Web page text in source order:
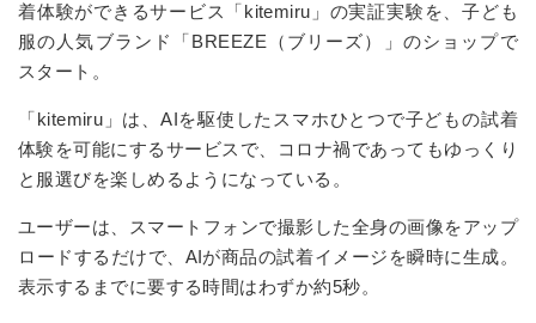
着体験ができるサービス「kitemiru」の実証実験を、子ども
服の人気ブランド「BREEZE（ブリーズ）」のショップで
スタート。
「kitemiru」は、AIを駆使したスマホひとつで子どもの試着
体験を可能にするサービスで、コロナ禍であってもゆっくり
と服選びを楽しめるようになっている。
ユーザーは、スマートフォンで撮影した全身の画像をアップ
ロードするだけで、AIが商品の試着イメージを瞬時に生成。
表示するまでに要する時間はわずか約5秒。